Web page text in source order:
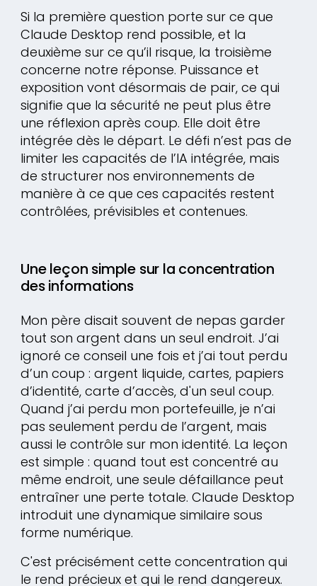
Si la première question porte sur ce que
Claude Desktop rend possible, et la
deuxième sur ce qu’il risque, la troisième
concerne notre réponse. Puissance et
exposition vont désormais de pair, ce qui
signifie que la sécurité ne peut plus être
une réflexion après coup. Elle doit être
intégrée dès le départ. Le défi n’est pas de
limiter les capacités de l’IA intégrée, mais
de structurer nos environnements de
manière à ce que ces capacités restent
contrôlées, prévisibles et contenues.
Une leçon simple sur la concentration
des informations
Mon père disait souvent de nepas garder
tout son argent dans un seul endroit. J’ai
ignoré ce conseil une fois et j’ai tout perdu
d’un coup : argent liquide, cartes, papiers
d’identité, carte d’accès, d'un seul coup.
Quand j’ai perdu mon portefeuille, je n’ai
pas seulement perdu de l’argent, mais
aussi le contrôle sur mon identité. La leçon
est simple : quand tout est concentré au
même endroit, une seule défaillance peut
entraîner une perte totale. Claude Desktop
introduit une dynamique similaire sous
forme numérique.
C'est précisément cette concentration qui
le rend précieux et qui le rend dangereux.